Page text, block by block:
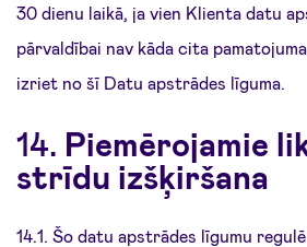
30 dienu laikā, ja vien Klienta datu
pārvaldībai nav kāda cita
izriet no šī Datu apstrādes līguma.
14. Piemērojamie
strīdu izšķiršana
14.1. Šo datu apstrādes līgumu